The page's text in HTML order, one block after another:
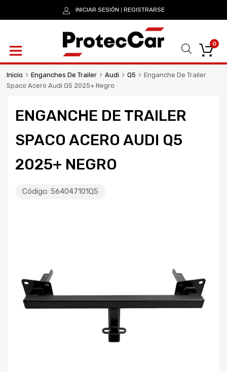
INICIAR SESIÓN REGISTRARSE
0
Inicio Enganches De Trailer Audi Q5
Enganche De Trailer
Spaco Acero Audi Q5 2025+ Negro
ENGANCHE DE TRAILER
SPACO ACERO AUDI Q5
2025+ NEGRO
Código: 564047101Q5